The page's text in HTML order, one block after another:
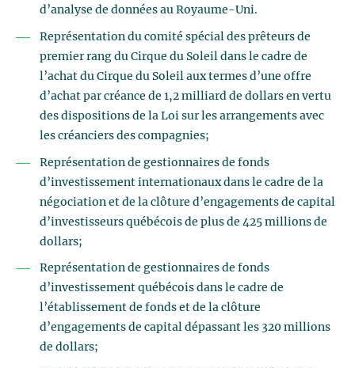
d’analyse de données au Royaume-Uni.
Représentation du comité spécial des prêteurs de
premier rang du Cirque du Soleil dans le cadre de
l’achat du Cirque du Soleil aux termes d’une offre
d’achat par créance de 1,2 milliard de dollars en vertu
des dispositions de la Loi sur les arrangements avec
les créanciers des compagnies;
Représentation de gestionnaires de fonds
d’investissement internationaux dans le cadre de la
négociation et de la clôture d’engagements de capital
d’investisseurs québécois de plus de 425 millions de
dollars;
Représentation de gestionnaires de fonds
d’investissement québécois dans le cadre de
l’établissement de fonds et de la clôture
d’engagements de capital dépassant les 320 millions
de dollars;